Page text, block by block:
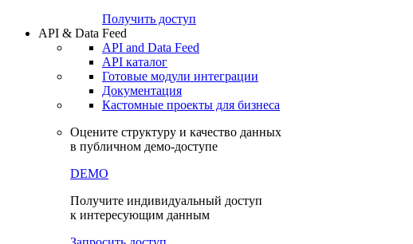
Получить доступ
API & Data Feed
API and Data Feed
API каталог
Готовые модули интеграции
Документация
Кастомные проекты для бизнеса
Оцените структуру и качество данных
в публичном демо-доступе
DEMO
Получите индивидуальный доступ
к интересующим данным